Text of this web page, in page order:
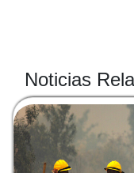
Noticias